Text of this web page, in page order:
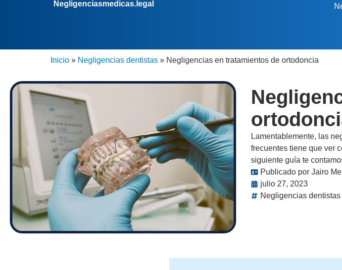
Negligenciasmedicas.legal
Inicio » Negligencias dentistas » Negligencias en tratamientos de ortodoncia
Lamentablemente, las
frecuentes tiene que ver
siguiente guía te
Publicado por Jairo
julio 27, 2023
Negligencias dentistas